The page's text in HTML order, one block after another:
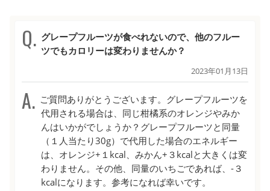
グレープフルーツが食べれないので、他のフルー
ツでもカロリーは変わりませんか？
2023年01月13日
ご質問ありがとうございます。グレープフルーツを
代用される場合は、同じ柑橘系のオレンジやみか
んはいかがでしょうか？グレープフルーツと同量
（１人当たり30g）で代用した場合のエネルギー
は、オレンジ+１kcal、みかん+３kcalと大きくは変
わりません。その他、同量のいちごであれば、-３
kcalになります。参考になれば幸いです。